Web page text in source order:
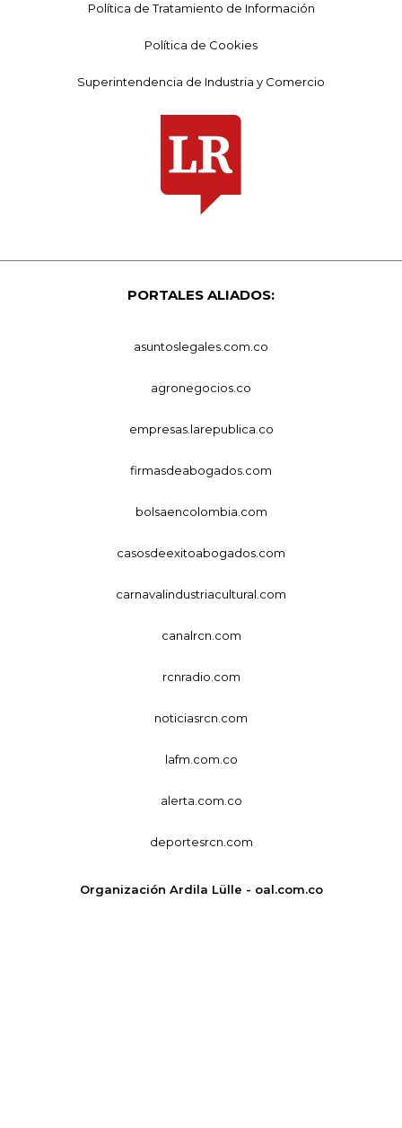
Política de Tratamiento de Información
Política de Cookies
Superintendencia de Industria y Comercio
PORTALES ALIADOS:
asuntoslegales.com.co
agronegocios.co
empresas.larepublica.co
firmasdeabogados.com
bolsaencolombia.com
casosdeexitoabogados.com
carnavalindustriacultural.com
canalrcn.com
rcnradio.com
noticiasrcn.com
lafm.com.co
alerta.com.co
deportesrcn.com
Organización Ardila Lülle - oal.com.co